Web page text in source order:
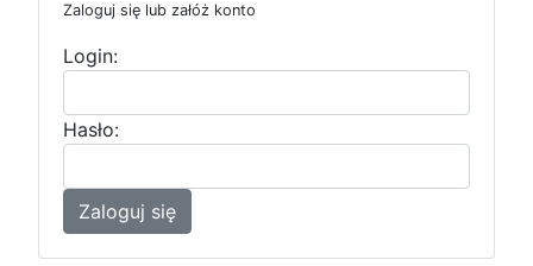
Zaloguj się lub załóż konto
Login:
Hasło:
Zaloguj się